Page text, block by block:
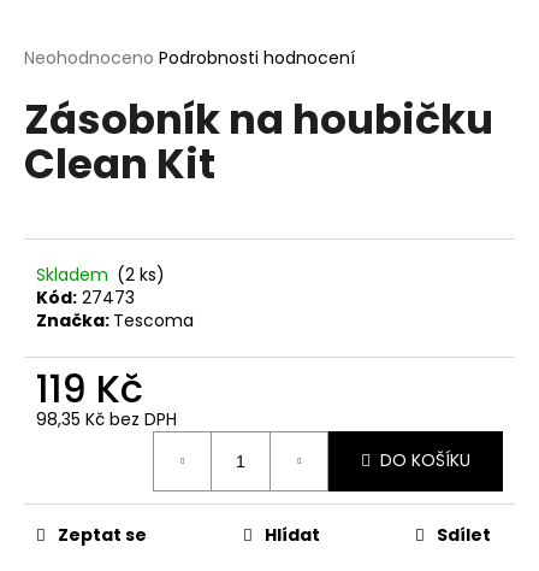
Průměrné
produktu
je
0,0
z
Neohodnoceno Podrobnosti hodnocení
Zásobník na houbičku
Clean Kit
Skladem (2 ks)
Kód: 27473
Značka: Tescoma
119 Kč
98,35 Kč bez DPH
DO KOŠÍKU
Zeptat se Hlídat Sdílet
j
t
?
D
o
č